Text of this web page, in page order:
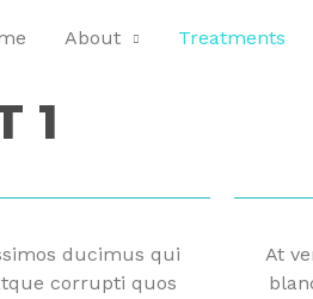
About Treatments
1
ducimus qui
corrupti quos
At